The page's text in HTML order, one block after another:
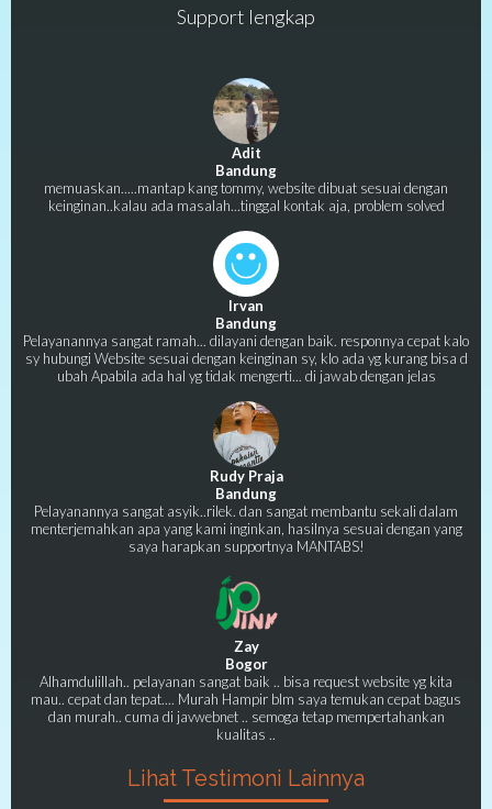
Support lengkap
Adit
Bandung
memuaskan.....mantap kang tommy, website dibuat sesuai dengan
keinginan..kalau ada masalah...tinggal kontak aja, problem solved
Irvan
Bandung
Pelayanannya sangat ramah... dilayani dengan baik. responnya cepat kalo
sy hubungi Website sesuai dengan keinginan sy, klo ada yg kurang bisa d
ubah Apabila ada hal yg tidak mengerti... di jawab dengan jelas
Rudy Praja
Bandung
Pelayanannya sangat asyik..rilek. dan sangat membantu sekali dalam
menterjemahkan apa yang kami inginkan, hasilnya sesuai dengan yang
saya harapkan supportnya MANTABS!
Zay
Bogor
Alhamdulillah.. pelayanan sangat baik .. bisa request website yg kita
mau.. cepat dan tepat.... Murah Hampir blm saya temukan cepat bagus
dan murah.. cuma di javwebnet .. semoga tetap mempertahankan
kualitas ..
Lihat Testimoni Lainnya